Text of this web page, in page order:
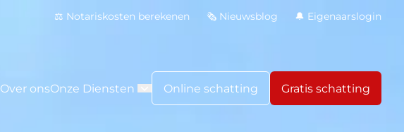
⚖️ Notariskosten berekenen 🗞️ Nieuwsblog 🔔 Eigenaarslogin
Over onsOnze Diensten Online schatting Gratis schatting